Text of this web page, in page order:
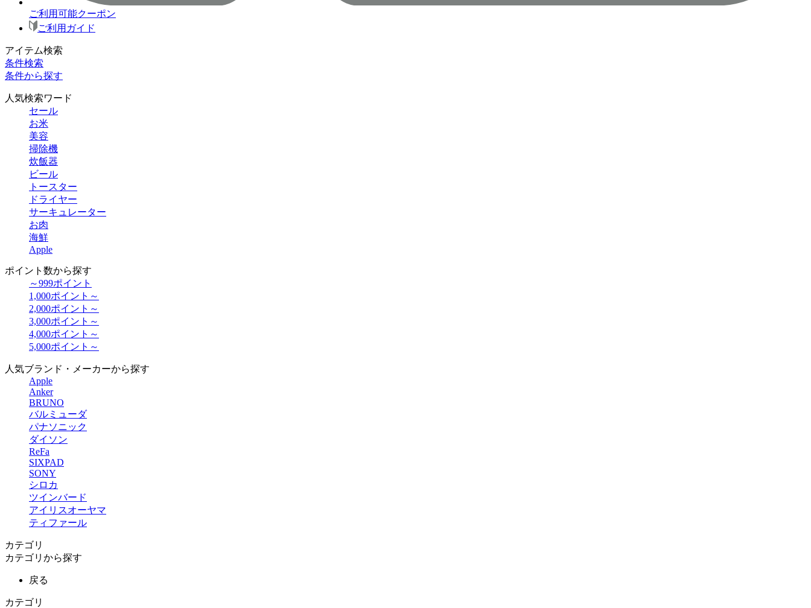
ご利用可能クーポン
ご利用ガイド
アイテム検索
条件検索
条件から探す
人気検索ワード
セール
お米
美容
掃除機
炊飯器
ビール
トースター
ドライヤー
サーキュレーター
お肉
海鮮
Apple
ポイント数から探す
～999ポイント
1,000ポイント～
2,000ポイント～
3,000ポイント～
4,000ポイント～
5,000ポイント～
人気ブランド・メーカーから探す
Apple
Anker
BRUNO
バルミューダ
パナソニック
ダイソン
ReFa
SIXPAD
SONY
シロカ
ツインバード
アイリスオーヤマ
ティファール
カテゴリ
カテゴリから探す
戻る
カテゴリ